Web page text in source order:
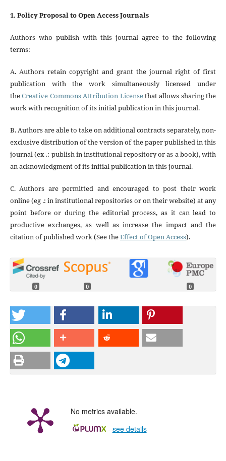
1. Policy Proposal to Open Access Journals
Authors who publish with this journal agree to the following
terms:
A. Authors retain copyright and grant the journal right of first
publication with the work simultaneously licensed under
theCreative Commons Attribution Licensethat allows sharing the
work with recognition of its initial publication in this journal.
B. Authors are able to take on additional contracts separately, non-
exclusive distribution of the version of the paper published in this
journal (ex .: publish in institutional repository or as a book), with
an acknowledgment of its initial publication in this journal.
C. Authors are permitted and encouraged to post their work
online (eg .: in institutional repositories or on their website) at any
point before or during the editorial process, as it can lead to
productive exchanges, as well as increase the impact and the
citation of published work (See theEffect of Open Access).
0 0 0
No metrics available.
- see details